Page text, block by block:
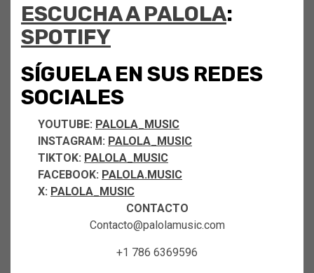
ESCUCHA A PALOLA:
SPOTIFY
SÍGUELA EN SUS REDES
SOCIALES
YOUTUBE: PALOLA_MUSIC
INSTAGRAM: PALOLA_MUSIC
TIKTOK: PALOLA_MUSIC
FACEBOOK: PALOLA.MUSIC
X: PALOLA_MUSIC
CONTACTO
Contacto@palolamusic.com
+1 786 6369596